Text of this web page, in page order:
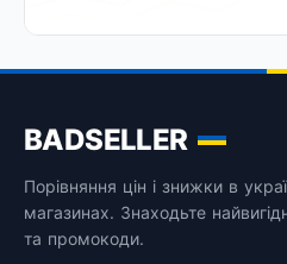
BADSELLER
Порівняння цін і знижки в
магазинах. Знаходьте
та промокоди.